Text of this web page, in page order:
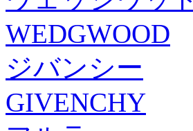
WEDGWOOD
ジバンシー
GIVENCHY